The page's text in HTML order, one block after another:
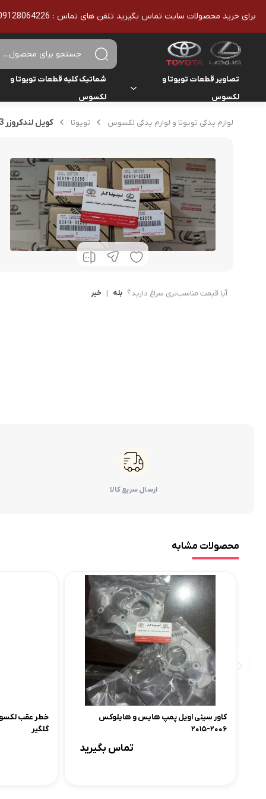
برای خرید محصولات سایت تماس بگیرید تلفن های تماس : 09128064226 - 02136610186 - تمامی محصولات اورجینال هستند
تصاویر قطعات تویوتا و
لکسوس
تویوتا یاریس
هایس
لندکروزر
کمری
شماتیک کلیه قطعات تویوتا و
لکسوس
تویوتا لوازم یدکی تویوتا و لوازم یدکی لکسوس تویوتا کویل لندکروزر 2013 و پرادو 2010 و راوفور و اوریون و لکسوس NX300,IS,ES,RX2008,LX2012,GS2014,
آیا قیمت مناسب‌تری سراغ دارید؟ بله | خیر
ارسال سریع کالا
محصولات مشابه
کاور سینی اویل پمپ هایس و هایلوکس
۲۰۰۶-۲۰۱۵
تماس بگیرید
گلگیر